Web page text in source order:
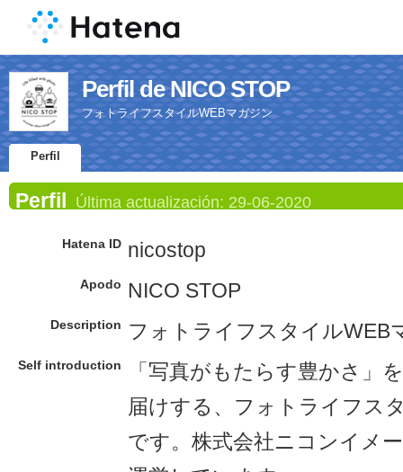
Perfil de NICO STOP
フォトライフスタイルWEBマガジン
Perfil
Perfil Última actualización: 29-06-2020
Hatena ID nicostop
Apodo NICO STOP
Description フォトライフスタイルWEB
Self introduction
「写真がもたらす豊かさ」
届けする、フォトライフス
です。株式会社ニコンイメ